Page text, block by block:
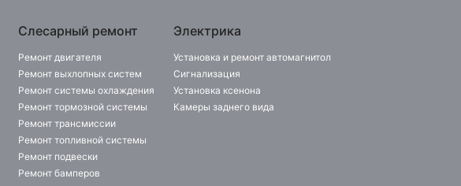
Слесарный ремонт
Ремонт двигателя
Ремонт выхлопных систем
Ремонт системы охлаждения
Ремонт тормозной системы
Ремонт трансмиссии
Ремонт топливной системы
Ремонт подвески
Ремонт бамперов
Электрика
Установка и ремонт автомагнитол
Сигнализация
Установка ксенона
Камеры заднего вида